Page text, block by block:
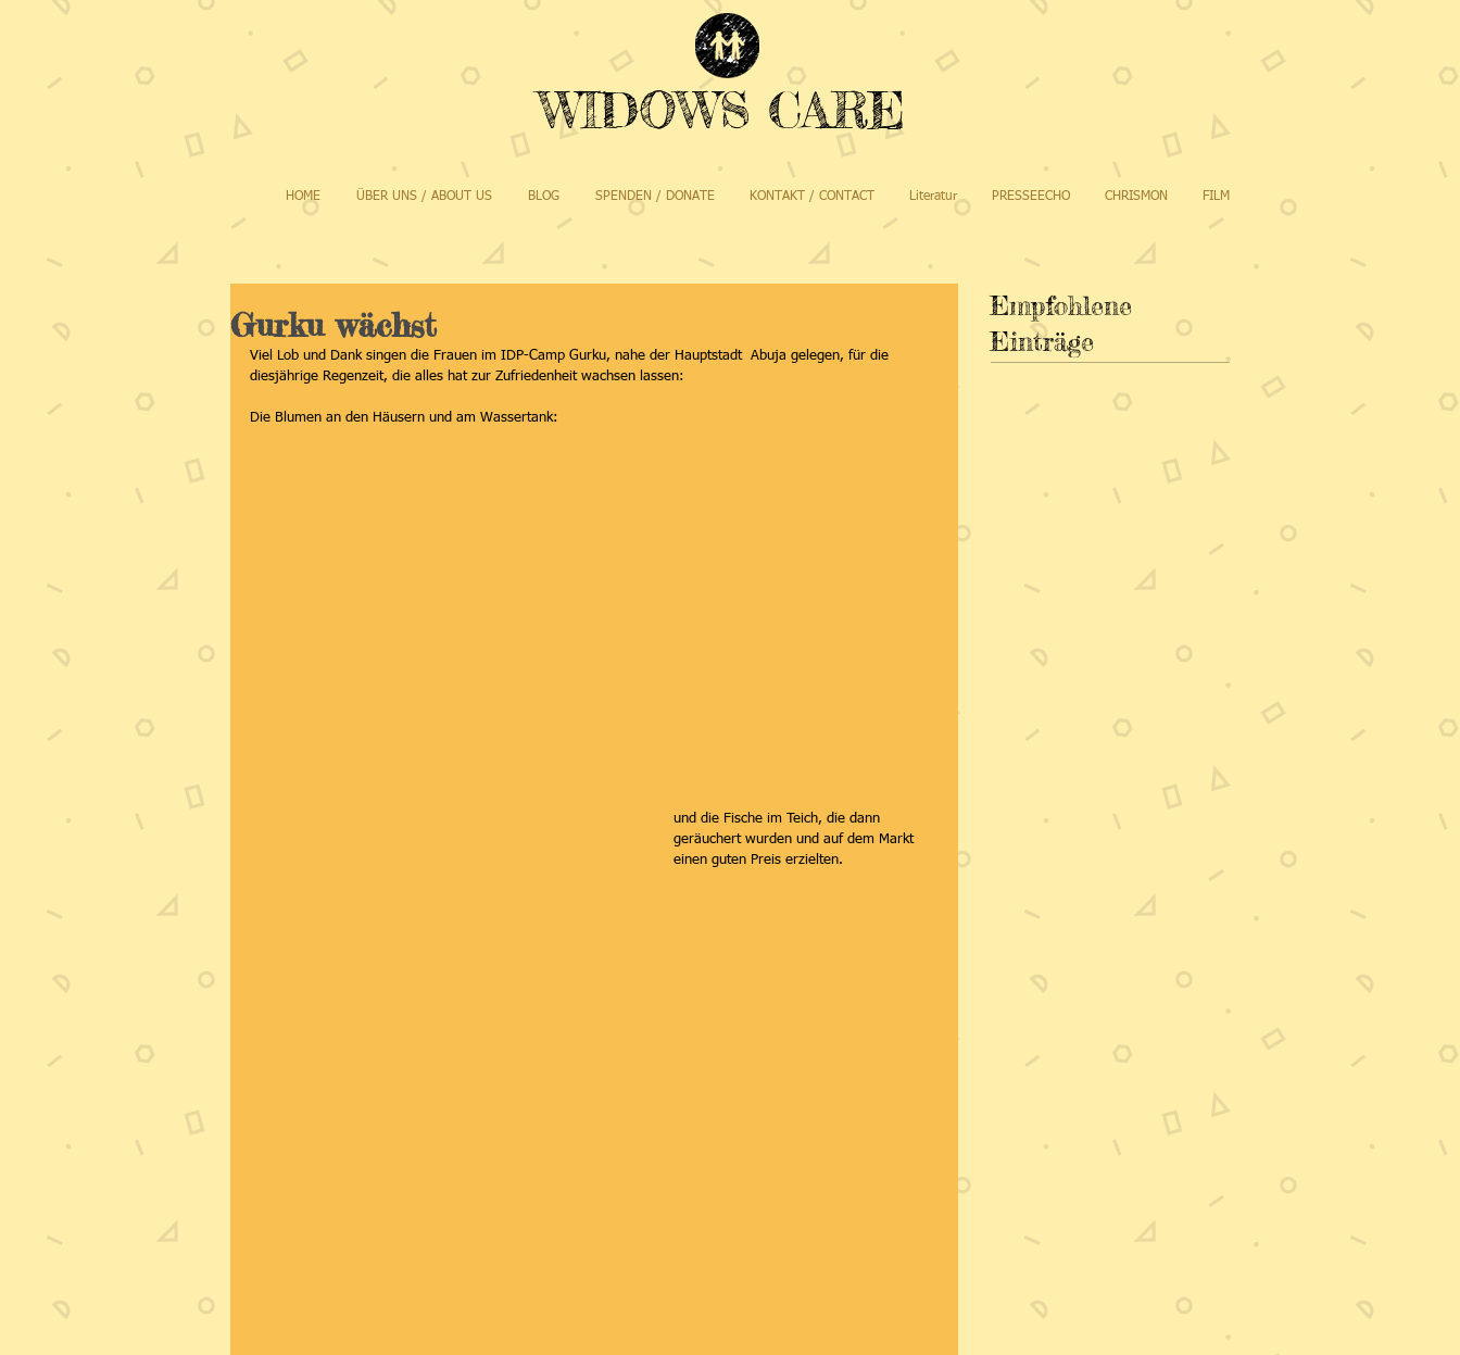
WIDOWS CARE
HOME ÜBER UNS / ABOUT US BLOG SPENDEN / DONATE KONTAKT / CONTACT Literatur PRESSEECHO CHRISMON FILM
Gurku wächst
Viel Lob und Dank singen die Frauen im IDP-Camp Gurku, nahe der Hauptstadt  Abuja gelegen, für die
diesjährige Regenzeit, die alles hat zur Zufriedenheit wachsen lassen:
Die Blumen an den Häusern und am Wassertank:
und die Fische im Teich, die dann
geräuchert wurden und auf dem Markt
einen guten Preis erzielten.
Empfohlene
Einträge